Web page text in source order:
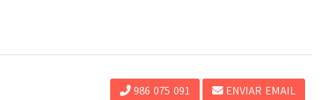
986 075 091 ENVIAR EMAIL